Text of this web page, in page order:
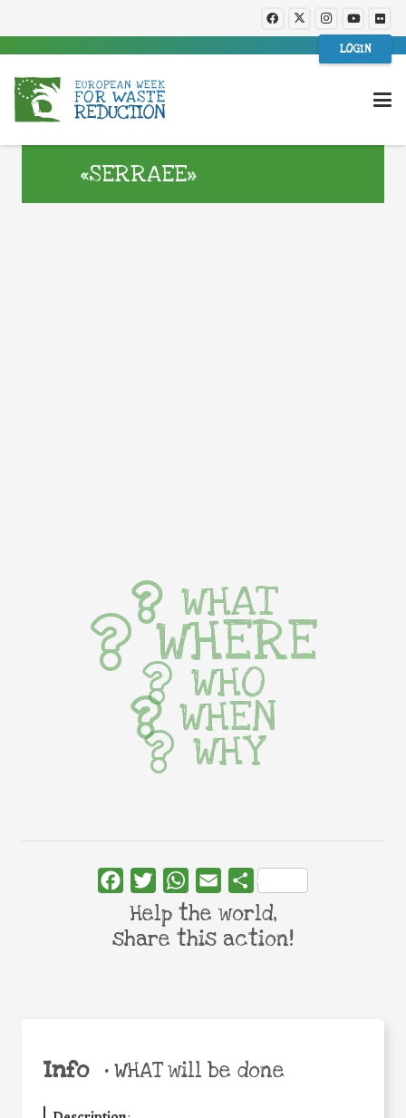
LOGIN
«SERRAEE»
Info •WHAT will be done
WHAT
WHERE
WHO
WHEN
WHY
FacebookTwitterWhatsApp
Email Share
Help the world,
share this action!